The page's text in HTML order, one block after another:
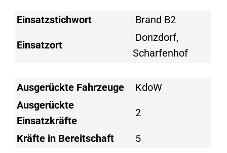
Einsatzstichwort Brand B2
Einsatzort
Donzdorf,
Scharfenhof
Ausgerückte Fahrzeuge
KdoW
Ausgerückte
Einsatzkräfte
2
Kräfte in Bereitschaft 5